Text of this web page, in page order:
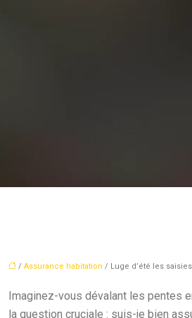
/ Assurance habitation / Luge d’été les
Imaginez-vous dévalant les pentes
la question cruciale : suis-je bien